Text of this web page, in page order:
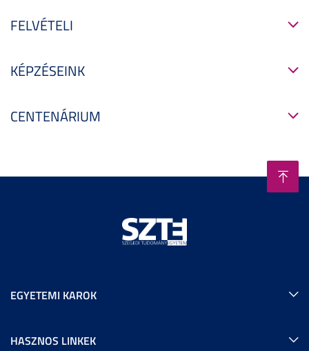
FELVÉTELI
KÉPZÉSEINK
CENTENÁRIUM
EGYETEMI KAROK
HASZNOS LINKEK